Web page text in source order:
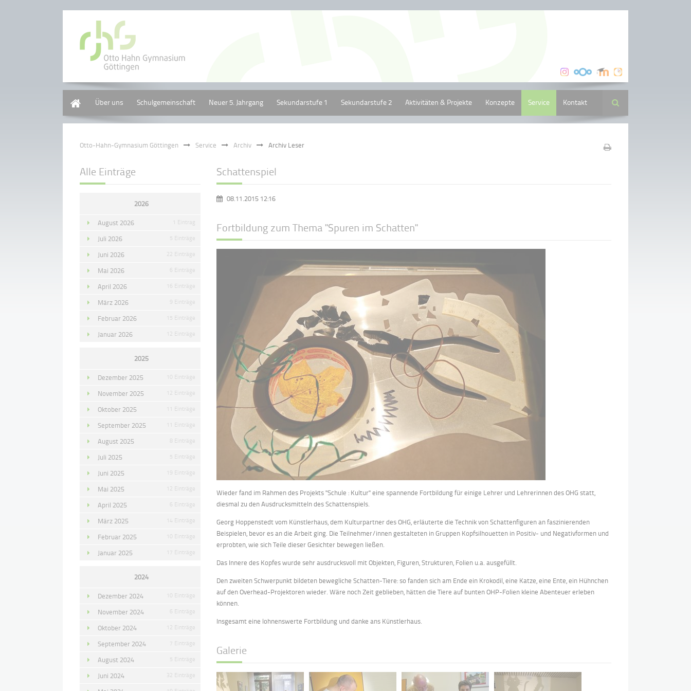
Über uns Schulgemeinschaft Neuer 5. Jahrgang Sekundarstufe 1 Sekundarstufe 2 Aktivitäten & Projekte Konzepte Service Kontakt Suche
Otto-Hahn-Gymnasium Göttingen Service Archiv Archiv Leser
Schattenspiel
08.11.2015 12:16
Fortbildung zum Thema "Spuren im Schatten"
Wieder fand im Rahmen des Projekts "Schule : Kultur" eine spannende Fortbildung für einige Lehrer und Lehrerinnen des OHG statt,
diesmal zu den Ausdrucksmitteln des Schattenspiels.
Georg Hoppenstedt vom Künstlerhaus, dem Kulturpartner des OHG, erläuterte die Technik von Schattenfiguren an faszinierenden
Beispielen, bevor es an die Arbeit ging. Die Teilnehmer/innen gestalteten in Gruppen Kopfsilhouetten in Positiv- und Negativformen und
erprobten, wie sich Teile dieser Gesichter bewegen ließen.
Das Innere des Kopfes wurde sehr ausdrucksvoll mit Objekten, Figuren, Strukturen, Folien u.a. ausgefüllt.
Den zweiten Schwerpunkt bildeten bewegliche Schatten-Tiere: so fanden sich am Ende ein Krokodil, eine Katze, eine Ente, ein Hühnchen
auf den Overhead-Projektoren wieder. Wäre noch Zeit geblieben, hätten die Tiere auf bunten OHP-Folien kleine Abenteuer erleben
können.
Insgesamt eine lohnenswerte Fortbildung und danke ans Künstlerhaus.
Galerie
Alle Einträge
2026
August 2026 1 Eintrag
Juli 2026 5 Einträge
Juni 2026 22 Einträge
Mai 2026 6 Einträge
April 2026 16 Einträge
März 2026 9 Einträge
Februar 2026 15 Einträge
Januar 2026 12 Einträge
2025
Dezember 2025 10 Einträge
November 2025 12 Einträge
Oktober 2025 11 Einträge
September 2025 11 Einträge
August 2025 8 Einträge
Juli 2025 5 Einträge
Juni 2025 19 Einträge
Mai 2025 12 Einträge
April 2025 6 Einträge
März 2025 14 Einträge
Februar 2025 10 Einträge
Januar 2025 17 Einträge
2024
Dezember 2024 10 Einträge
November 2024 6 Einträge
Oktober 2024 12 Einträge
September 2024 7 Einträge
August 2024 5 Einträge
Juni 2024 32 Einträge